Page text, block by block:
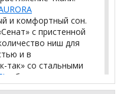
и комфортный сон.
с пристенной
ниш для
и в
так» со стальными
обеспечит легкую и